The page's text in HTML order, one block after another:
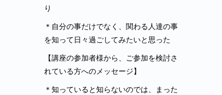
り
＊自分の事だけでなく、関わる人達の事
を知って日々過ごしてみたいと思った
【講座の参加者様から、ご参加を検討さ
れている方へのメッセージ】
＊知っていると知らないのでは、まった